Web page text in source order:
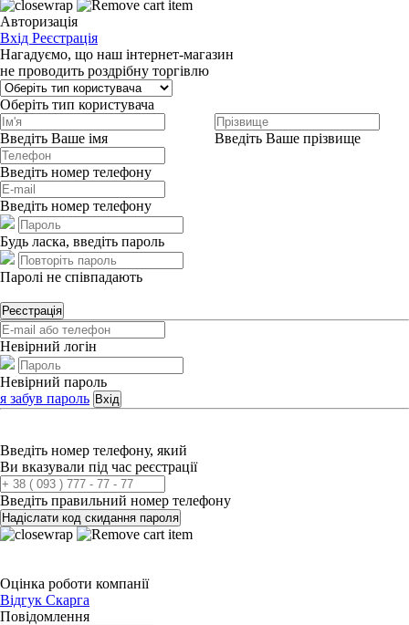
Авторизація
Вхід Реєстрація
Нагадуємо, що наш інтернет-магазин
не проводить роздрібну торгівлю
Оберіть тип користувача
Введіть Ваше імя Введіть Ваше прізвище
Введіть номер телефону
Введіть номер телефону
Будь ласка, введіть пароль
Паролі не співпадають
Реєстрація
Невірний логін
Невірний пароль
я забув пароль Вхід
Введіть номер телефону, який
Ви вказували під час реєстрації
Введіть правильний номер телефону
Надіслати код скидання пароля
Оцінка роботи компанії
Відгук Скарга
Повідомлення